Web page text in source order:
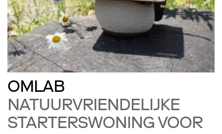
OMLAB
NATUURVRIENDELIJKE
STARTERSWONING VOOR